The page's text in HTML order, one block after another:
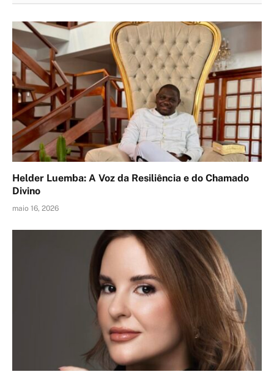
Helder Luemba: A Voz da Resiliência e do Chamado
Divino
maio 16, 2026